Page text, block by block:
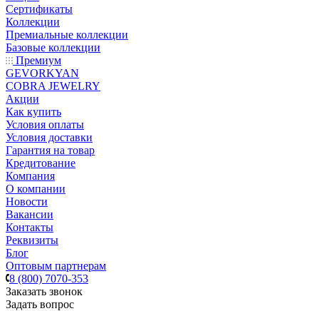
Сертификаты
Коллекции
Премиальные коллекции
Базовые коллекции
Премиум
GEVORKYAN
COBRA JEWELRY
Акции
Как купить
Условия оплаты
Условия доставки
Гарантия на товар
Кредитование
Компания
О компании
Новости
Вакансии
Контакты
Реквизиты
Блог
Оптовым партнерам
8 (800) 7070-353
Заказать звонок
Задать вопрос